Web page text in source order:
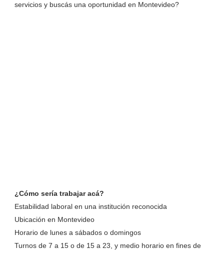
servicios y buscás una oportunidad en Montevideo?
¿Cómo sería trabajar acá?
Estabilidad laboral en una institución reconocida
Ubicación en Montevideo
Horario de lunes a sábados o domingos
Turnos de 7 a 15 o de 15 a 23, y medio horario en fines de